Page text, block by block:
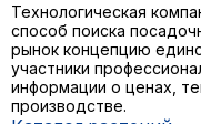
Технологическая
способ поиска
рынок концепцию
участники
информации о ценах,
производстве.